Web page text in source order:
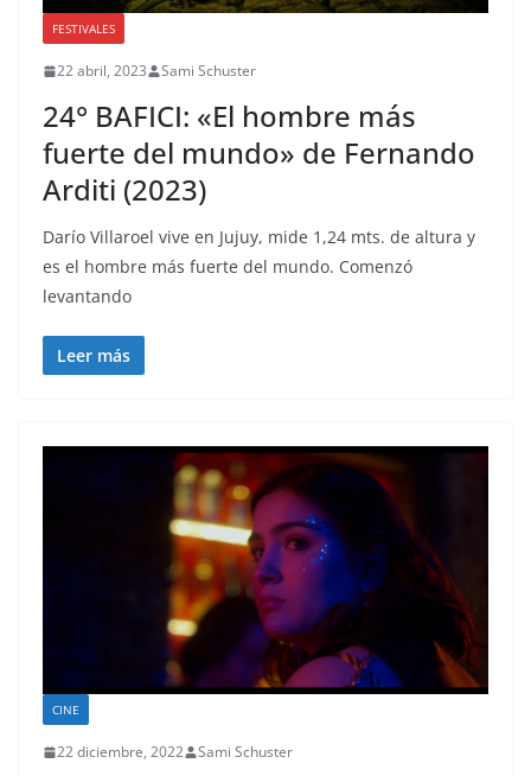
FESTIVALES
22 abril, 2023 Sami Schuster
24° BAFICI: «El hombre más
fuerte del mundo» de Fernando
Arditi (2023)
Darío Villaroel vive en Jujuy, mide 1,24 mts. de altura y
es el hombre más fuerte del mundo. Comenzó
levantando
Leer más
CINE
22 diciembre, 2022 Sami Schuster